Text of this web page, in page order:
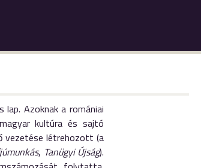
Azoknak a romániai
kultúra és sajtó
vezetése létrehozott (a
, Tanügyi Újság).